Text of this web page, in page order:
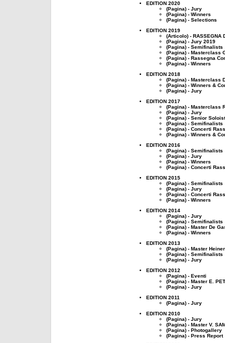
EDITION 2020
(Pagina) - Jury
(Pagina) - Winners
(Pagina) - Selections
EDITION 2019
(Articolo) - RASSEGNA
(Pagina) - Jury 2019
(Pagina) - Semifinalists
(Pagina) - Masterclass
(Pagina) - Rassegna
(Pagina) - Winners
EDITION 2018
(Pagina) - Masterclass
(Pagina) - Winners &
(Pagina) - Jury
EDITION 2017
(Pagina) - Masterclass
(Pagina) - Jury
(Pagina) - Senior
(Pagina) - Semifinalists
(Pagina) - Concerti
(Pagina) - Winners &
EDITION 2016
(Pagina) - Semifinalists
(Pagina) - Jury
(Pagina) - Winners
(Pagina) - Concerti
EDITION 2015
(Pagina) - Semifinalists
(Pagina) - Jury
(Pagina) - Concerti
(Pagina) - Winners
EDITION 2014
(Pagina) - Jury
(Pagina) - Semifinalists
(Pagina) - Master De
(Pagina) - Winners
EDITION 2013
(Pagina) - Master
(Pagina) - Semifinalists
(Pagina) - Jury
EDITION 2012
(Pagina) - Eventi
(Pagina) - Master E.
(Pagina) - Jury
EDITION 2011
(Pagina) - Jury
EDITION 2010
(Pagina) - Jury
(Pagina) - Master V.
(Pagina) - Photogallery
(Pagina) - Press Report